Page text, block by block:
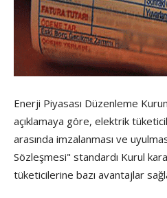
Enerji Piyasası Düzenleme
açıklamaya göre, elektrik
arasında imzalanması ve
Sözleşmesi" standardı Kurul
tüketicilerine bazı avantajlar